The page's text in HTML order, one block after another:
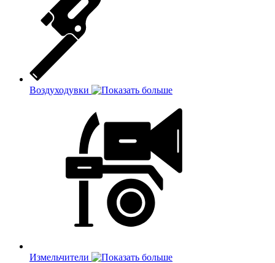
Воздуходувки
Измельчители